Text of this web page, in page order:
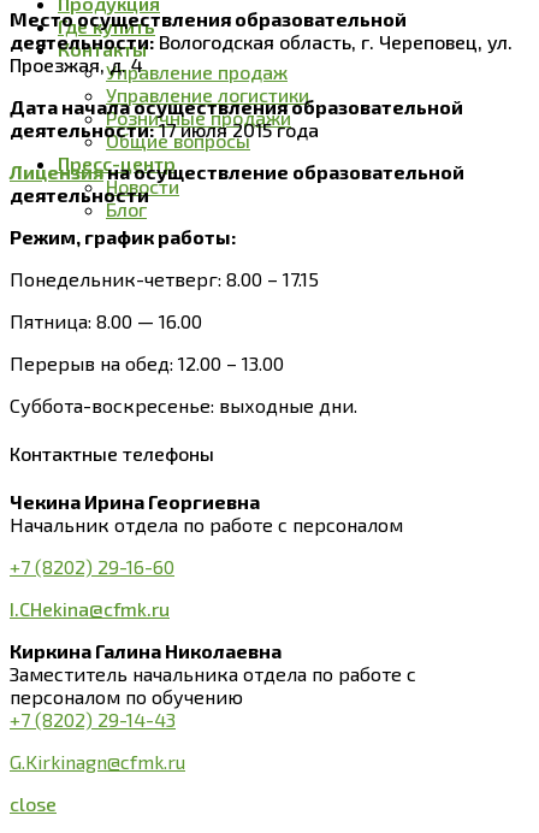
Где купить
Контакты
Управление продаж
Управление логистики
Розничные продажи
Общие вопросы
Пресс-центр
Новости
Блог
Место осуществления образовательной
деятельности:Вологодская область, г. Череповец, ул.
Проезжая, д. 4
Дата начала осуществления образовательной
деятельности:17 июля 2015 года
Лицензияна осуществление образовательной
деятельности
Режим, график работы:
Понедельник-четверг: 8.00 – 17.15
Пятница: 8.00 — 16.00
Перерыв на обед: 12.00 – 13.00
Суббота-воскресенье: выходные дни.
Контактные телефоны
Чекина Ирина Георгиевна
Начальник отдела по работе с персоналом
+7 (8202) 29-16-60
I.CHekina@cfmk.ru
Киркина Галина Николаевна
Заместитель начальника отдела по работе с
персоналом по обучению
+7 (8202) 29-14-43
G.Kirkinagn@cfmk.ru
close